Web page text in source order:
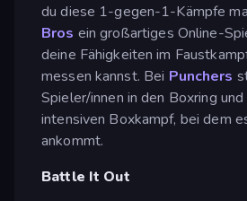
du diese 1-gegen-1-Kämpfe
Bros ein großartiges Online-
deine Fähigkeiten im
messen kannst. Bei Punchers
Spieler/innen in den Boxring
intensiven Boxkampf, bei dem
ankommt.
Battle It Out